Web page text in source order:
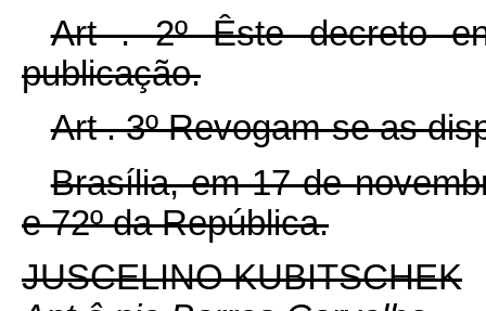
Art . 2º Êste decreto
publicação.
Art . 3º Revogam-se as
Brasília, em 17 de
e 72º da República.
JUSCELINO KUBITSCHEK